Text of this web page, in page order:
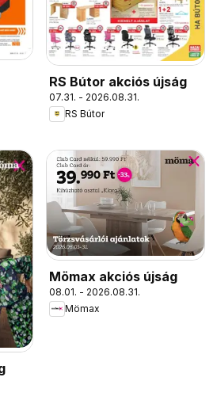
RS Bútor akciós újság
07.31. - 2026.08.31.
RS Bútor
Mömax akciós újság
08.01. - 2026.08.31.
Mömax